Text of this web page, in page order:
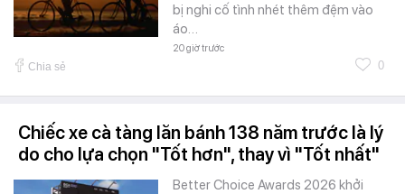
bị nghi cố tình nhét thêm đệm vào
áo…
20 giờ trước
Chia sẻ 0
Chiếc xe cà tàng lăn bánh 138 năm trước là lý
do cho lựa chọn "Tốt hơn", thay vì "Tốt nhất"
Better Choice Awards 2026 khởi